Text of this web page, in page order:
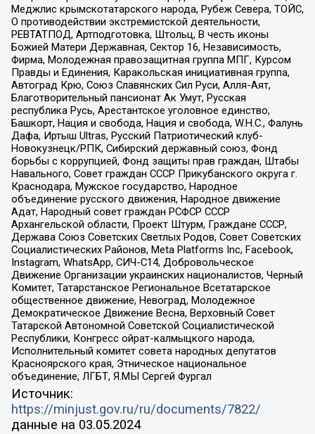
Меджлис крымскотатарского народа, Рубеж Севера, ТОЙС,
О противодействии экстремистской деятельности,
РЕВТАТПОД, Артподготовка, Штольц, В честь иконы
Божией Матери Державная, Сектор 16, Независимость,
Фирма, Молодежная правозащитная группа МПГ, Курсом
Правды и Единения, Каракольская инициативная группа,
Автоград Крю, Союз Славянских Сил Руси, Алля-Аят,
Благотворительный пансионат Ак Умут, Русская
республика Русь, Арестантское уголовное единство,
Башкорт, Нация и свобода, Нация и свобода, W.H.С., Фалунь
Дафа, Иртыш Ultras, Русский Патриотический клуб-
Новокузнецк/РПК, Сибирский державный союз, Фонд
борьбы с коррупцией, Фонд защиты прав граждан, Штабы
Навального, Совет граждан СССР Прикубанского округа г.
Краснодара, Мужское государство, Народное
объединение русского движения, Народное движение
Адат, Народный совет граждан РСФСР СССР
Архангельской области, Проект Штурм, Граждане СССР,
Держава Союз Советских Светлых Родов, Совет Советских
Социалистических Районов, Meta Platforms Inc, Facebook,
Instagram, WhatsApp, СИЧ-С14, Добровольческое
Движение Организации украинских националистов, Черный
Комитет, Татарстанское Региональное Всетатарское
общественное движение, Невоград, Молодежное
Демократическое Движение Весна, Верховный Совет
Татарской Автономной Советской Социалистической
Республики, Конгресс ойрат-калмыцкого народа,
Исполнительный комитет совета народных депутатов
Красноярского края, Этническое национальное
объединение, ЛГБТ, Я.МЫ Сергей Фургал
Источник:
https://minjust.gov.ru/ru/documents/7822/
данные на 03.05.2024